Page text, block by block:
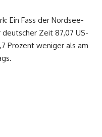
Ein Fass der Nordsee-
Zeit 87,07 US-
Prozent weniger als am